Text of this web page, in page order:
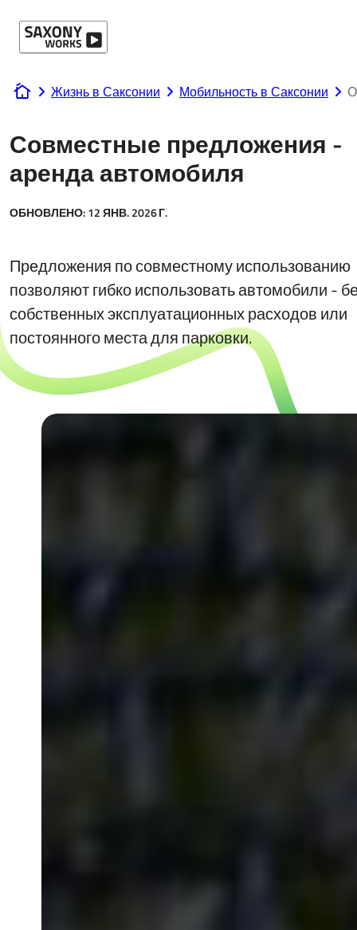
www.saxony-works.com
Жизнь в Саксонии Мобильность в Саксонии
Совместные предложения -
аренда автомобиля
ОБНОВЛЕНО:12 ЯНВ. 2026 Г.
Предложения по совместному использованию
позволяют гибко использовать автомобили -
собственных эксплуатационных расходов или
постоянного места для парковки.